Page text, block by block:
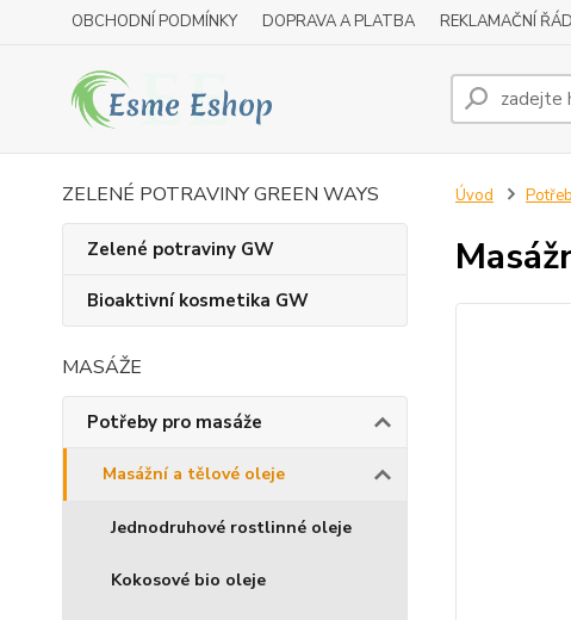
OBCHODNÍ PODMÍNKY DOPRAVA A PLATBA REKLAMAČNÍ ŘÁD
ZELENÉ POTRAVINY GREEN WAYS
Zelené potraviny GW
Bioaktivní kosmetika GW
MASÁŽE
Potřeby pro masáže
Masážní a tělové oleje
Jednodruhové rostlinné oleje
Kokosové bio oleje
Úvod